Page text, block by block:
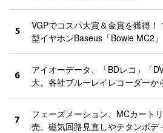
5
VGPでコスパ大賞＆金賞を獲得
型イヤホンBaseus「Bowie MC2」
6
アイオーデータ、「BDレコ」「
大。各社ブルーレイレコーダーか
7
フェーズメーション、MCカート
売。磁気回路見直しやチタンボデ